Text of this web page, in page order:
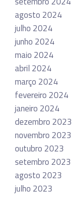
agosto 2024
julho 2024
junho 2024
maio 2024
abril 2024
março 2024
fevereiro 2024
janeiro 2024
dezembro 2023
novembro 2023
outubro 2023
setembro 2023
agosto 2023
julho 2023